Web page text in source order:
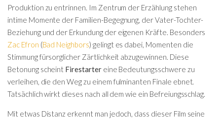
Produktion zu entrinnen. Im Zentrum der Erzählung stehen
intime Momente der Familien-Begegnung, der Vater-Tochter-
Beziehung und der Erkundung der eigenen Kräfte. Besonders
Zac Efron (Bad Neighbors) gelingt es dabei, Momenten die
Stimmung fürsorglicher Zärtlichkeit abzugewinnen. Diese
Betonung scheint Firestartereine Bedeutungsschwere zu
verleihen, die den Weg zu einem fulminanten Finale ebnet.
Tatsächlich wirkt dieses nach all dem wie ein Befreiungsschlag.
Mit etwas Distanz erkennt man jedoch, dass dieser Film seine